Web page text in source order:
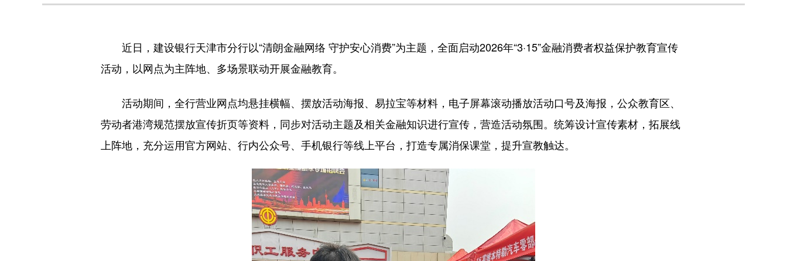
近日，建设银行天津市分行以“清朗金融网络 守护安心消费”为主题，全面启动2026年“3·15”金融消费者权益保护教育宣传
活动，以网点为主阵地、多场景联动开展金融教育。
活动期间，全行营业网点均悬挂横幅、摆放活动海报、易拉宝等材料，电子屏幕滚动播放活动口号及海报，公众教育区、
劳动者港湾规范摆放宣传折页等资料，同步对活动主题及相关金融知识进行宣传，营造活动氛围。统筹设计宣传素材，拓展线
上阵地，充分运用官方网站、行内公众号、手机银行等线上平台，打造专属消保课堂，提升宣教触达。